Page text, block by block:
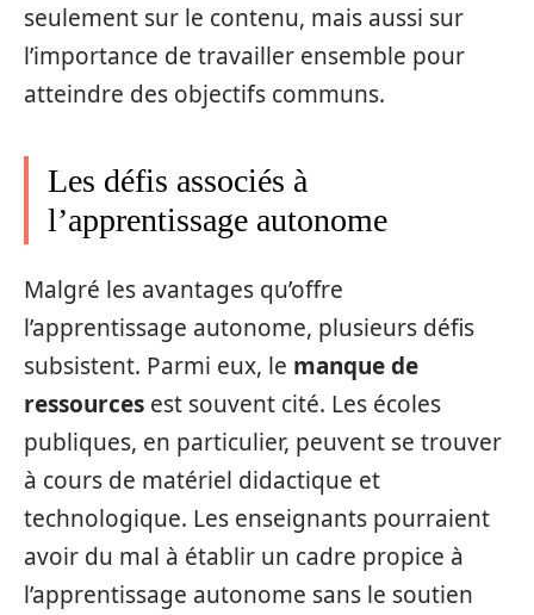
seulement sur le contenu, mais aussi sur
l’importance de travailler ensemble pour
atteindre des objectifs communs.
Les défis associés à
l’apprentissage autonome
Malgré les avantages qu’offre
l’apprentissage autonome, plusieurs défis
subsistent. Parmi eux, le manque de
ressources est souvent cité. Les écoles
publiques, en particulier, peuvent se trouver
à cours de matériel didactique et
technologique. Les enseignants pourraient
avoir du mal à établir un cadre propice à
l’apprentissage autonome sans le soutien